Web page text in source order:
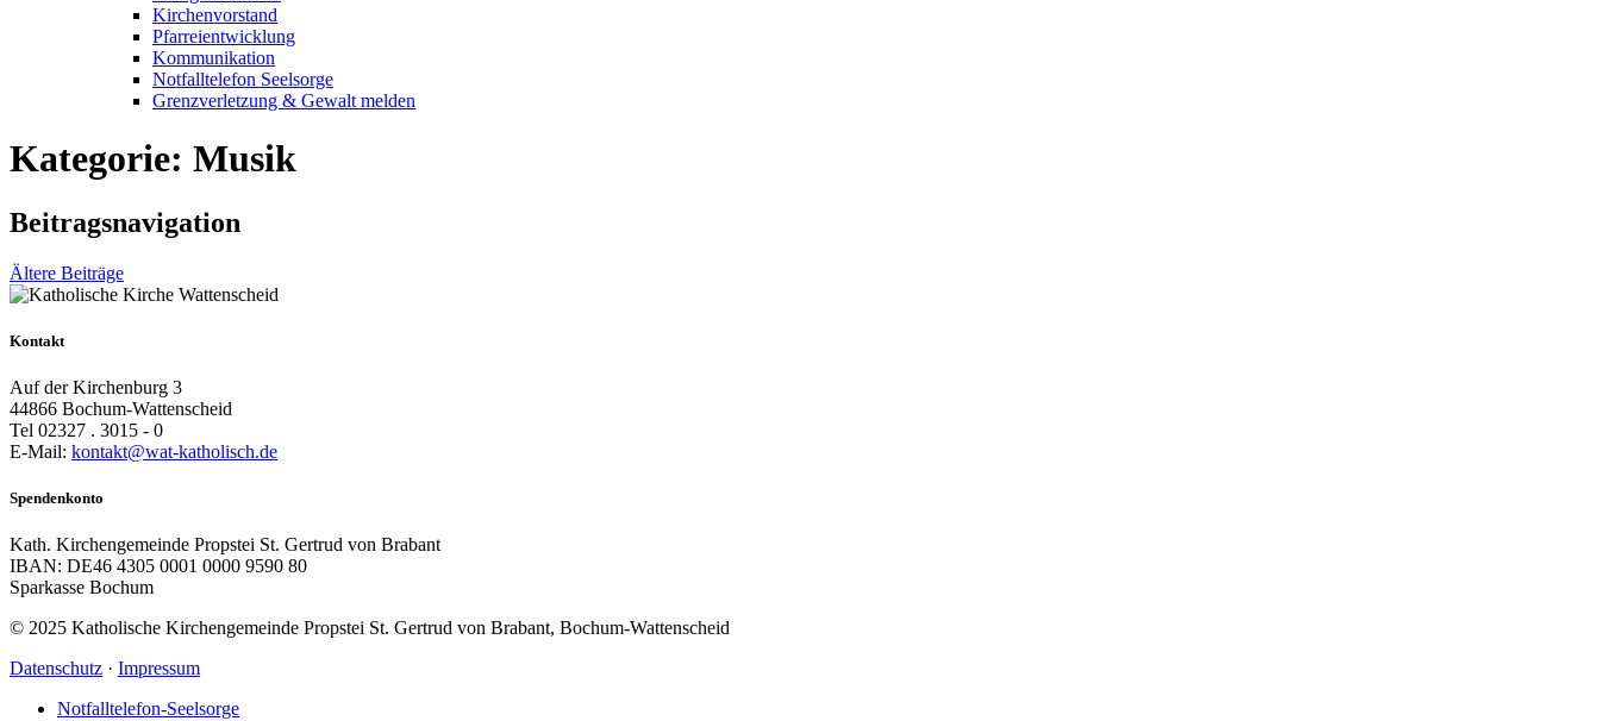
Kirchenvorstand
Pfarreientwicklung
Kommunikation
Notfalltelefon Seelsorge
Grenzverletzung & Gewalt melden
Kategorie: Musik
Beitragsnavigation
Ältere Beiträge
Kontakt
Auf der Kirchenburg 3
44866 Bochum-Wattenscheid
Tel 02327 . 3015 - 0
E-Mail: kontakt@wat-katholisch.de
Spendenkonto
Kath. Kirchengemeinde Propstei St. Gertrud von Brabant
IBAN: DE46 4305 0001 0000 9590 80
Sparkasse Bochum
© 2025 Katholische Kirchengemeinde Propstei St. Gertrud von Brabant, Bochum-Wattenscheid
Datenschutz · Impressum
Notfalltelefon-Seelsorge